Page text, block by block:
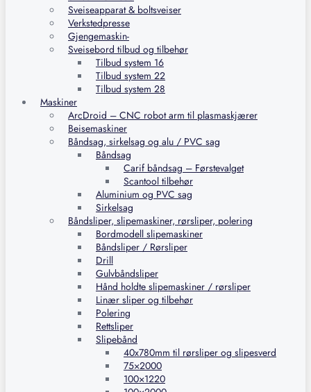
Sveiseapparat & boltsveiser
Verkstedpresse
Gjengemaskin-
Sveisebord tilbud og tilbehør
Tilbud system 16
Tilbud system 22
Tilbud system 28
Maskiner
ArcDroid – CNC robot arm til plasmaskjærer
Beisemaskiner
Båndsag, sirkelsag og alu / PVC sag
Båndsag
Carif båndsag – Førstevalget
Scantool tilbehør
Aluminium og PVC sag
Sirkelsag
Båndsliper, slipemaskiner, rørsliper, polering
Bordmodell slipemaskiner
Båndsliper / Rørsliper
Drill
Gulvbåndsliper
Hånd holdte slipemaskiner / rørsliper
Linær sliper og tilbehør
Polering
Rettsliper
Slipebånd
40x780mm til rørsliper og slipesverd
75×2000
100×1220